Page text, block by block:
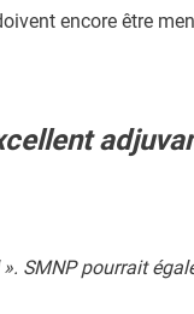
encore être
pourrait